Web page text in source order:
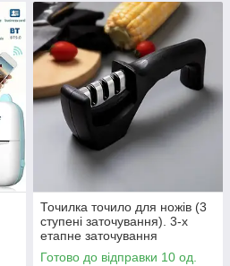
Точилка точило для ножів (3
ступені заточування). 3-х
етапне заточування
Готово до відправки 10 од.